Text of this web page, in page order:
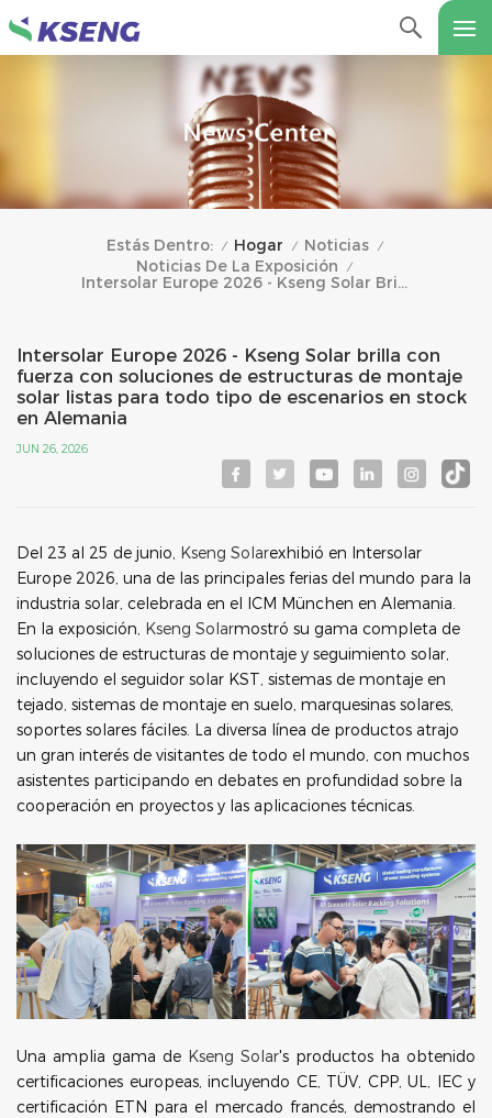
Estás Dentro: / Hogar / Noticias /
Noticias De La Exposición /
Intersolar Europe 2026 - Kseng Solar Brilla Con Fuerza Con Soluciones De Estructuras De Montaje Solar Listas Para Todo Tipo De Escenarios En Stock En Alemania
Intersolar Europe 2026 - Kseng Solar brilla con
fuerza con soluciones de estructuras de montaje
solar listas para todo tipo de escenarios en stock
en Alemania
JUN 26, 2026
Del 23 al 25 de junio, Kseng Solarexhibió en Intersolar
Europe 2026, una de las principales ferias del mundo para la
industria solar, celebrada en el ICM München en Alemania.
En la exposición, Kseng Solarmostró su gama completa de
soluciones de estructuras de montaje y seguimiento solar,
incluyendo el seguidor solar KST, sistemas de montaje en
tejado, sistemas de montaje en suelo, marquesinas solares,
soportes solares fáciles. La diversa línea de productos atrajo
un gran interés de visitantes de todo el mundo, con muchos
asistentes participando en debates en profundidad sobre la
cooperación en proyectos y las aplicaciones técnicas.
Una amplia gama de Kseng Solar's productos ha obtenido
certificaciones europeas, incluyendo CE, TÜV, CPP, UL, IEC y
certificación ETN para el mercado francés, demostrando el